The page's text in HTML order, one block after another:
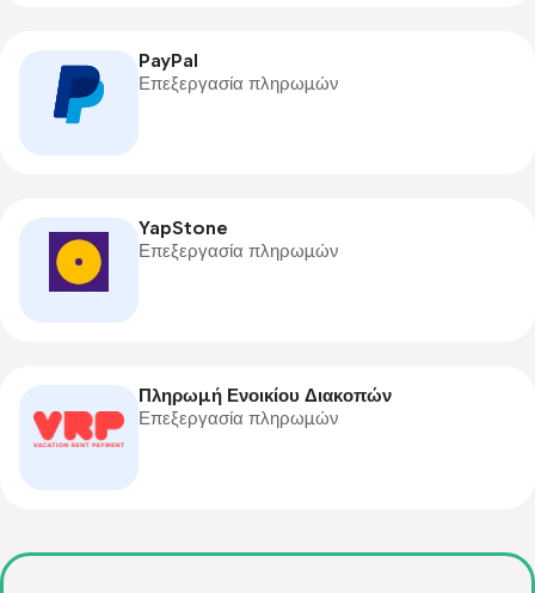
PayPal
Επεξεργασία πληρωμών
YapStone
Επεξεργασία πληρωμών
Πληρωμή Ενοικίου Διακοπών
Επεξεργασία πληρωμών